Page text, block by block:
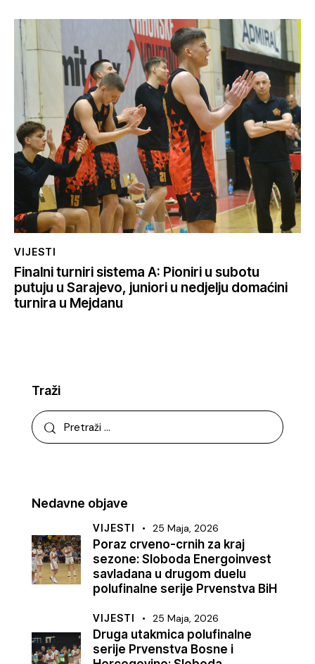
VIJESTI
Finalni turniri sistema A: Pioniri u subotu
putuju u Sarajevo, juniori u nedjelju domaćini
turnira u Mejdanu
Traži
Nedavne objave
VIJESTI 25 Maja, 2026
Poraz crveno-crnih za kraj
sezone: Sloboda Energoinvest
savladana u drugom duelu
polufinalne serije Prvenstva BiH
VIJESTI 25 Maja, 2026
Druga utakmica polufinalne
serije Prvenstva Bosne i